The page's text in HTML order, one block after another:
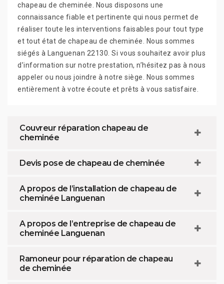
chapeau de cheminée. Nous disposons une
connaissance fiable et pertinente qui nous permet de
réaliser toute les interventions faisables pour tout type
et tout état de chapeau de cheminée. Nous sommes
siégés à Languenan 22130. Si vous souhaitez avoir plus
d’information sur notre prestation, n’hésitez pas à nous
appeler ou nous joindre à notre siège. Nous sommes
entièrement à votre écoute et prêts à vous satisfaire.
Couvreur réparation chapeau de
cheminée
Devis pose de chapeau de cheminée
A propos de l’installation de chapeau de
cheminée Languenan
A propos de l’entreprise de chapeau de
cheminée Languenan
Ramoneur pour réparation de chapeau
de cheminée